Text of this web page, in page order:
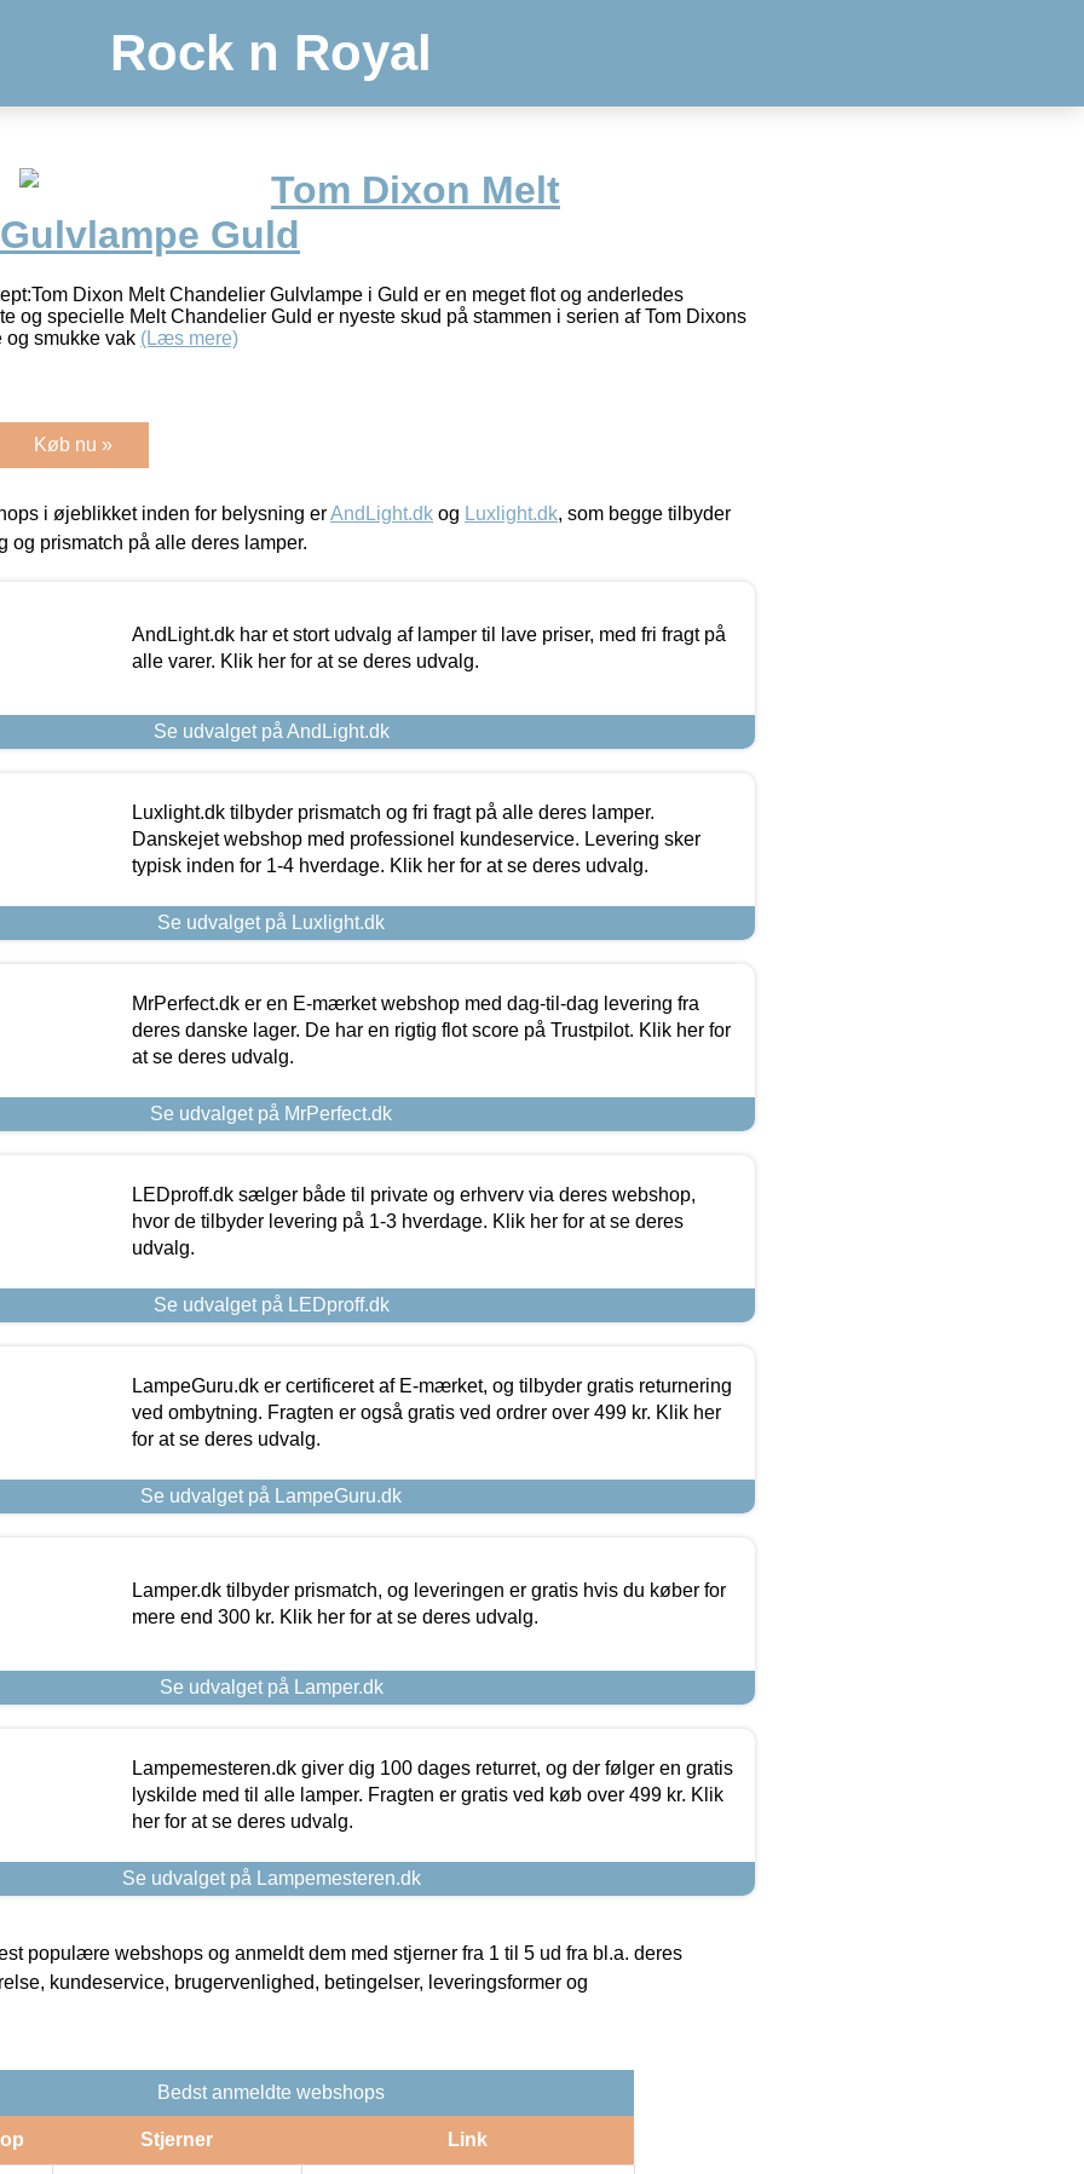
Rock n Royal
Tom Dixon Melt
Guld
Dixon Melt Chandelier Gulvlampe i Guld er en meget flot og anderledes
og specielle Melt Chandelier Guld er nyeste skud på stammen i serien af Tom Dixons
og smukke vak (Læs mere)
Køb nu »
i øjeblikket inden for belysning erAndLight.dk og Luxlight.dk, som begge tilbyder
og prismatch på alle deres lamper.
AndLight.dk har et stort udvalg af lamper til lave priser, med fri fragt på
alle varer. Klik her for at se deres udvalg.
Se udvalget på AndLight.dk
Luxlight.dk tilbyder prismatch og fri fragt på alle deres lamper.
Danskejet webshop med professionel kundeservice. Levering sker
typisk inden for 1-4 hverdage. Klik her for at se deres udvalg.
Se udvalget på Luxlight.dk
MrPerfect.dk er en E-mærket webshop med dag-til-dag levering fra
deres danske lager. De har en rigtig flot score på Trustpilot. Klik her for
at se deres udvalg.
Se udvalget på MrPerfect.dk
LEDproff.dk sælger både til private og erhverv via deres webshop,
hvor de tilbyder levering på 1-3 hverdage. Klik her for at se deres
udvalg.
Se udvalget på LEDproff.dk
LampeGuru.dk er certificeret af E-mærket, og tilbyder gratis returnering
ved ombytning. Fragten er også gratis ved ordrer over 499 kr. Klik her
for at se deres udvalg.
Se udvalget på LampeGuru.dk
Lamper.dk tilbyder prismatch, og leveringen er gratis hvis du køber for
mere end 300 kr. Klik her for at se deres udvalg.
Se udvalget på Lamper.dk
Lampemesteren.dk giver dig 100 dages returret, og der følger en gratis
lyskilde med til alle lamper. Fragten er gratis ved køb over 499 kr. Klik
her for at se deres udvalg.
Se udvalget på Lampemesteren.dk
populære webshops og anmeldt dem med stjerner fra 1 til 5 ud fra bl.a. deres
kundeservice, brugervenlighed, betingelser, leveringsformer og
Bedst anmeldte webshops
Stjerner Link